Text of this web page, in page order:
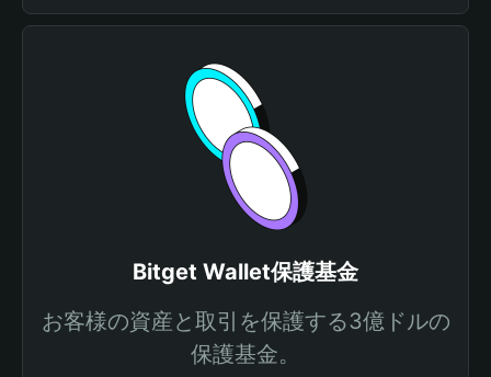
Bitget Wallet保護基金
お客様の資産と取引を保護する3億ドルの
保護基金。